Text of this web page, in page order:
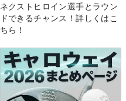
ネクストヒロイン選手とラウン
ドできるチャンス！詳しくはこ
ちら！